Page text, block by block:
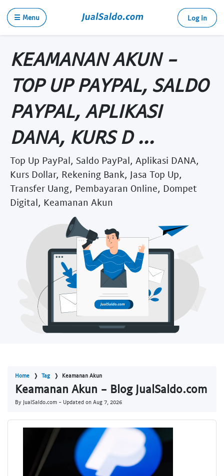
☰ Menu Log in
KEAMANAN AKUN -
TOP UP PAYPAL, SALDO
PAYPAL, APLIKASI
DANA, KURS D ...
Top Up PayPal, Saldo PayPal, Aplikasi DANA,
Kurs Dollar, Rekening Bank, Jasa Top Up,
Transfer Uang, Pembayaran Online, Dompet
Digital, Keamanan Akun
Home Tag Keamanan Akun
Keamanan Akun - Blog JualSaldo.com
By JualSaldo.com - Updated on Aug 7, 2026